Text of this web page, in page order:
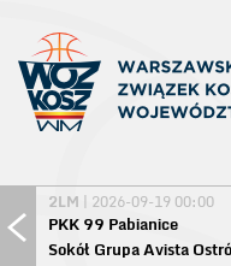
2LM | 2026-09-19 00:00
PKK 99 Pabianice